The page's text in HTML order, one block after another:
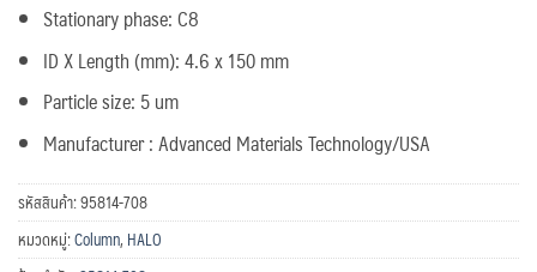
Stationary phase: C8
ID X Length (mm): 4.6 x 150 mm
Particle size: 5 um
Manufacturer : Advanced Materials Technology/USA
รหัสสินค้า:95814-708
หมวดหมู่:Column, HALO